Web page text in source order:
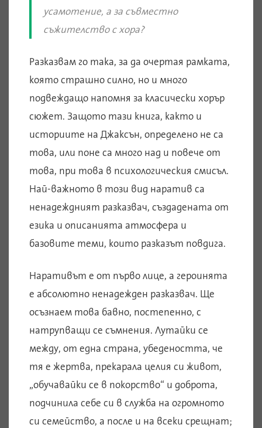
усамотение, а за съвместно
съжителство с хора?
Разказвам го така, за да очертая рамката,
която страшно силно, но и много
подвеждащо напомня за класически хорър
сюжет. Защото тази книга, както и
историите на Джаксън, определено не са
това, или поне са много над и повече от
това, при това в психологическия смисъл.
Най-важното в този вид наратив са
ненадеждният разказвач, създадената от
езика и описанията атмосфера и
базовите теми, които разказът повдига.
Наративът е от първо лице, а героинята
е абсолютно ненадежден разказвач. Ще
осъзнаем това бавно, постепенно, с
натрупващи се съмнения. Лутайки се
между, от една страна, убедеността, че
тя е жертва, прекарала целия си живот,
„обучавайки се в покорство“ и доброта,
подчинила себе си в служба на огромното
си семейство, а после и на всеки срещнат;